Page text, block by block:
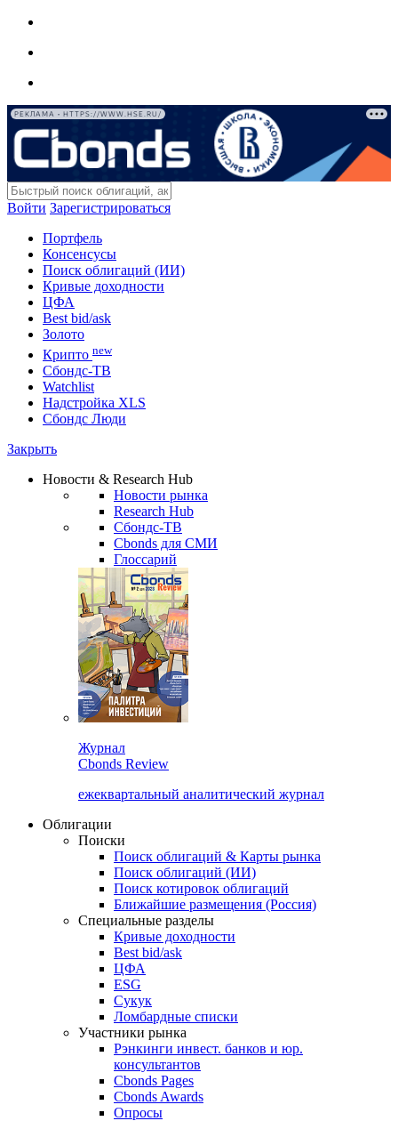
РЕКЛАМА • HTTPS://WWW.HSE.RU/
Войти Зарегистрироваться
Портфель
Консенсусы
Поиск облигаций (ИИ)
Кривые доходности
ЦФА
Best bid/ask
Золото
Крипто new
Сбондс-ТВ
Watchlist
Надстройка XLS
Сбондс Люди
Закрыть
Новости & Research Hub
Новости рынка
Research Hub
Сбондс-ТВ
Cbonds для СМИ
Глоссарий
Журнал
Cbonds Review
ежеквартальный аналитический журнал
Облигации
Поиски
Поиск облигаций & Карты рынка
Поиск облигаций (ИИ)
Поиск котировок облигаций
Ближайшие размещения (Россия)
Специальные разделы
Кривые доходности
Best bid/ask
ЦФА
ESG
Сукук
Ломбардные списки
Участники рынка
Рэнкинги инвест. банков и юр.
консультантов
Cbonds Pages
Cbonds Awards
Опросы